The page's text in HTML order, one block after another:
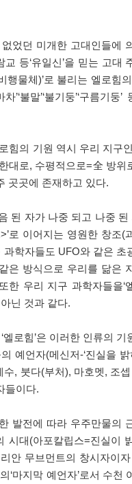
없었던 미개한 고대인들에
등‘유일신’을 믿는 고대
행물체)’로 불리는 엘로힘
’‘불말’‘불기둥’‘구름기둥
힘의 기원 역시 우리 지구
대로, 수평적으로=全 방위
곳곳에 존재하고 있다.
된 자가 나중 되고 나중 된
로 이어지는 영원한 창조(
학자들도 UFO와 같은 초
은 방식으로 우리를 닮은
한 우리 지구 과학자들을‘
닌 것과 같다.
‘엘로힘’은 이러한 인류의
예언자(메신저-‘진실을 밝
, 붓다(부처), 마호멧, 조
들이다.
발전에 따라 우주만물의
시대(아포칼립스=진실이
안 무브먼트의 창시자이
‘마지막 예언자’로서 수천